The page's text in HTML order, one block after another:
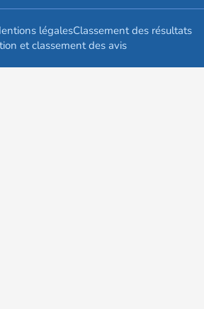
légalesClassement des résultats
et classement des avis